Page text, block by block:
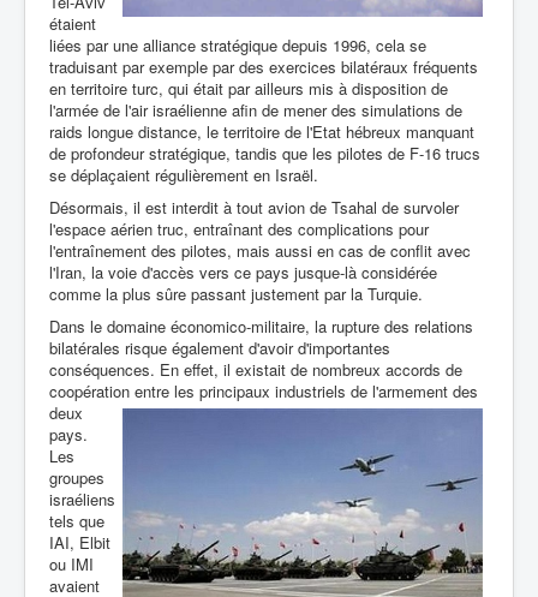
étaient
liées par une alliance stratégique depuis 1996, cela se
traduisant par exemple par des exercices bilatéraux fréquents
en territoire turc, qui était par ailleurs mis à disposition de
l'armée de l'air israélienne afin de mener des simulations de
raids longue distance, le territoire de l'Etat hébreux manquant
de profondeur stratégique, tandis que les pilotes de F-16 trucs
se déplaçaient régulièrement en Israël.
Désormais, il est interdit à tout avion de Tsahal de survoler
l'espace aérien truc, entraînant des complications pour
l'entraînement des pilotes, mais aussi en cas de conflit avec
l'Iran, la voie d'accès vers ce pays jusque-là considérée
comme la plus sûre passant justement par la Turquie.
Dans le domaine économico-militaire, la rupture des relations
bilatérales risque également d'avoir d'importantes
conséquences. En effet, il existait de nombreux accords de
coopération entre les principaux industriels de l'armement des
deux
pays.
Les
groupes
israéliens
tels que
IAI, Elbit
ou IMI
avaient